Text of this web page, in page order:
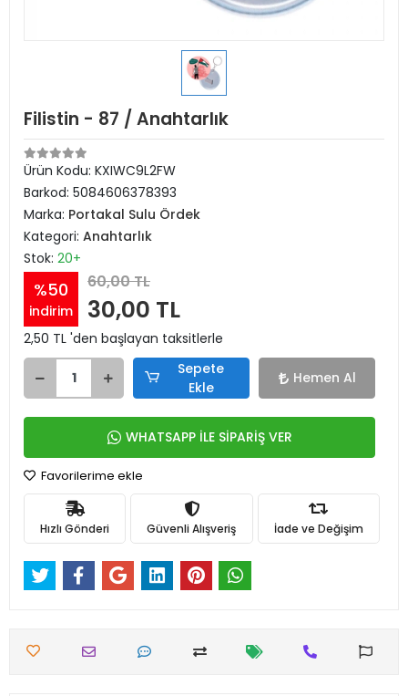
Filistin - 87 / Anahtarlık
Ürün Kodu: KXIWC9L2FW
Barkod: 5084606378393
Marka: Portakal Sulu Ördek
Kategori: Anahtarlık
Stok: 20+
%50
indirim
60,00 TL
30,00 TL
2,50 TL 'den başlayan taksitlerle
Sepete
Ekle
Hemen Al
WHATSAPP İLE SİPARİŞ VER
Favorilerime ekle
Hızlı Gönderi Güvenli Alışveriş İade ve Değişim